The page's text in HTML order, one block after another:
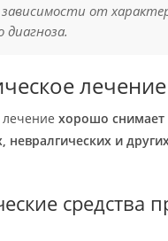
зависимости от
диагноза.
лечение
лечение хорошо
невралгических и
средства